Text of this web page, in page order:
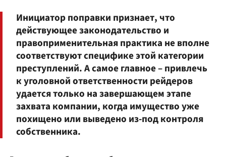
Инициатор поправки признает, что
действующее законодательство и
правоприменительная практика не вполне
соответствуют специфике этой категории
преступлений. А самое главное – привлечь
к уголовной ответственности рейдеров
удается только на завершающем этапе
захвата компании, когда имущество уже
похищено или выведено из-под контроля
собственника.